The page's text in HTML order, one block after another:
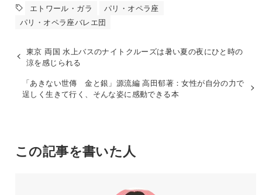
エトワール・ガラ
パリ・オペラ座
パリ・オペラ座バレエ団
東京 両国 水上バスのナイトクルーズは暑い夏の夜にひと時の
涼を感じられる
「あきない世傳 金と銀」源流編 高田郁著：女性が自分の力で
逞しく生きて行く、そんな姿に感動できる本
この記事を書いた人